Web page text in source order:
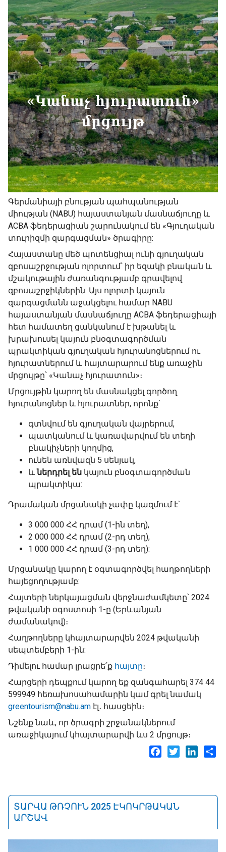
Գերմանիայի բնության պահպանության
միության (NABU) հայաստանյան մասնաճյուղը և
ACBA ֆեդերացիան շարունակում են «Գյուղական
տուրիզմի զարգացման» ծրագիրը:
Հայաստանը մեծ պոտենցիալ ունի գյուղական
զբոսաշրջության ոլորտում՝ իր եզակի բնական և
մշակութային ժառանգությամբ գրավելով
զբոսաշրջիկներին: Այս ոլորտի կայուն
զարգացմանն աջակցելու համար NABU
հայաստանյան մասնաճյուղը ACBA ֆեդերացիայի
հետ համատեղ ցանկանում է խթանել և
խրախուսել կայուն բնօգտագործման
պրակտիկան գյուղական հյուրանոցներում ու
հյուրատներում և հայտարարում ենք առաջին
մրցույթը՝ «Կանաչ հյուրատուն»։
Մրցույթին կարող են մասնակցել գործող
հյուրանոցներ և հյուրատներ, որոնք՝
գտնվում են գյուղական վայրերում,
պատկանում և կառավարվում են տեղի
բնակիչների կողմից,
ունեն առնվազն 5 սենյակ,
ևներդրել են կայուն բնօգտագործման
պրակտիկա:
Դրամական մրցանակի չափը կազմում է՝
3 000 000 ՀՀ դրամ (1-ին տեղ),
2 000 000 ՀՀ դրամ (2-րդ տեղ),
1 000 000 ՀՀ դրամ (3-րդ տեղ):
Մրցանակը կարող է օգտագործվել հաղթողների
հայեցողությամբ:
Հայտերի ներկայացման վերջնաժամկետը՝ 2024
թվականի օգոստոսի 1-ը (Երևանյան
ժամանակով)։
Հաղթողները կհայտարարվեն 2024 թվականի
սեպտեմբերի 1-ին:
Դիմելու համար լրացրե՛ք հայտը։
Հարցերի դեպքում կարող եք զանգահարել 374 44
599949 հեռախոսահամարին կամ գրել նամակ
greentourism@nabu.am էլ․ հասցեին։
Նշենք նաև, որ ծրագրի շրջանակներում
առաջիկայում կհայտարարվի ևս 2 մրցույթ։
Facebook
Twitter
ՏԱՐՎԱ ԹՌՉՈՒՆ 2025 ԷԿՈԿՐԹԱԿԱՆ
ԱՐՇԱՎ